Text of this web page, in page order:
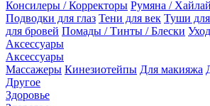
Консилеры / Корректоры Румяна /
Подводки для глаз Тени для век Туши
для бровей Помады / Тинты / Блески
Аксессуары
Аксессуары
Массажеры Кинезиотейпы Для макияжа
Другое
Здоровье